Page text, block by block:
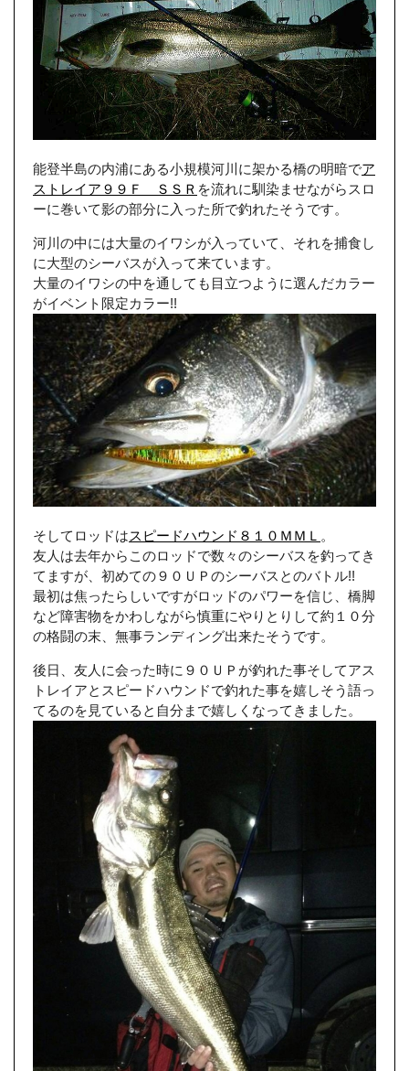
能登半島の内浦にある小規模河川に架かる橋の明暗でア
ストレイア９９Ｆ ＳＳＲ を流れに馴染ませながらスロ
ーに巻いて影の部分に入った所で釣れたそうです。
河川の中には大量のイワシが入っていて、それを捕食し
に大型のシーバスが入って来ています。
大量のイワシの中を通しても目立つように選んだカラー
がイベント限定カラー!!
そしてロッドはスピードハウンド８１０ＭＭＬ 。
友人は去年からこのロッドで数々のシーバスを釣ってき
てますが、初めての９０ＵＰのシーバスとのバトル!!
最初は焦ったらしいですがロッドのパワーを信じ、橋脚
など障害物をかわしながら慎重にやりとりして約１０分
の格闘の末、無事ランディング出来たそうです。
後日、友人に会った時に９０ＵＰが釣れた事そしてアス
トレイアとスピードハウンドで釣れた事を嬉しそう語っ
てるのを見ていると自分まで嬉しくなってきました。